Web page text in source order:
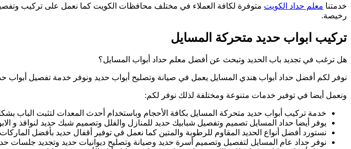
خدمتنا معلم حداد الكويت متوفرة لكافة العملاء في مختلف محافظات الكويت كما نعمل على تركيب
رخيصة.
تركيب ابواب حديد متحركة المسايل
هل ترغب في تجديد باب الحديد وتبحث عن أفضل معلم حداد أبواب المسايل؟
نوفر لكم أفضل حداد أبواب هندي المسايل يعمل في صيانة وتصليح أبواب حديد ونوفر خدمة تفصيل أبواب
ونعمل أيضا في توفير خدمات متنوعة ومختلفة لذلك نوفر لكم:
خدمة تركيب أبواب حديد متحركة المسايل بكافة الأحجام وباستخدام أحدث المعدات لتثبت الباب
يوفر أيضا حداد المسايل تصميم وتفصيل شبابيك حديد للمنازل والفلل وتصميم شبك حديد لنوافذ و
نستورد أفضل أنواع الحديد المقاوم للرطوبة والمتين كما نعمل في توفير أقفال حديد بأفضل
نوفر حداد عام المسايل لتفصيل وتصميم أسرة حديد وصيانة وتصليح ديوانيات حديد وتجديد جلسات